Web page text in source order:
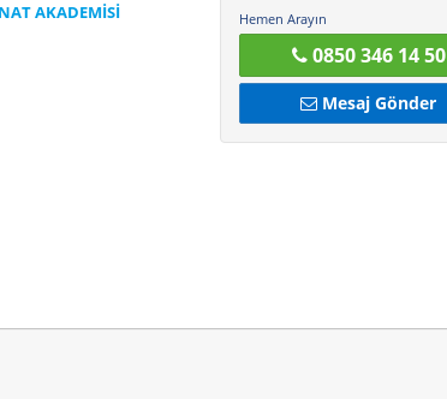
AKADEMİSİ Hemen Arayın
0850 346 14 50
Mesaj Gönder